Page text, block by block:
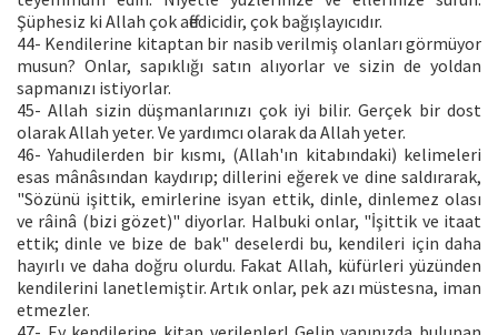
Şüphesiz ki Allah çok affedicidir, çok bağışlayıcıdır.
44- Kendilerine kitaptan bir nasib verilmiş olanları görmüyor
musun? Onlar, sapıklığı satın alıyorlar ve sizin de yoldan
sapmanızı istiyorlar.
45- Allah sizin düşmanlarınızı çok iyi bilir. Gerçek bir dost
olarak Allah yeter. Ve yardımcı olarak da Allah yeter.
46- Yahudilerden bir kısmı, (Allah'ın kitabındaki) kelimeleri
esas mânâsından kaydırıp; dillerini eğerek ve dine saldırarak,
"Sözünü işittik, emirlerine isyan ettik, dinle, dinlemez olası
ve râinâ (bizi gözet)" diyorlar. Halbuki onlar, "İşittik ve itaat
ettik; dinle ve bize de bak" deselerdi bu, kendileri için daha
hayırlı ve daha doğru olurdu. Fakat Allah, küfürleri yüzünden
kendilerini lanetlemiştir. Artık onlar, pek azı müstesna, iman
etmezler.